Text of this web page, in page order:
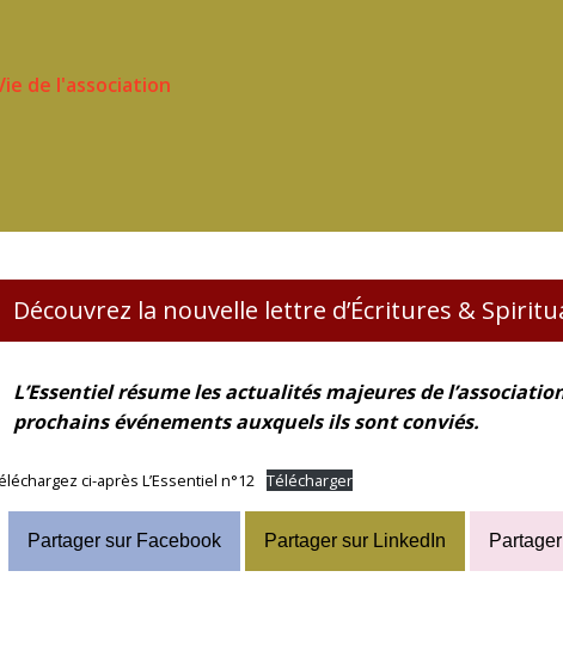
de l'association
Découvrez la nouvelle lettre d’Écritures &
L’Essentiel résume les actualités majeures de
prochains événements auxquels ils sont conviés.
ci-après L’Essentiel n°12 Télécharger
Partager sur Facebook Partager sur LinkedIn